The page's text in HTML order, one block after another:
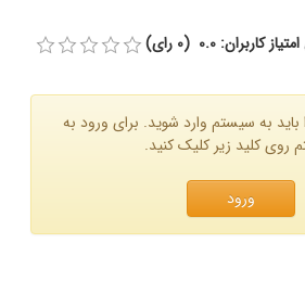
کاربران: 0.0 (0 رای)
باید به سیستم وارد شوید. برای ورود به
روی کلید زیر کلیک کنید.
ورود